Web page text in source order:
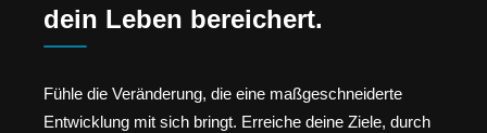
dein Leben bereichert.
Fühle die Veränderung, die eine maßgeschneiderte
Entwicklung mit sich bringt. Erreiche deine Ziele, durch